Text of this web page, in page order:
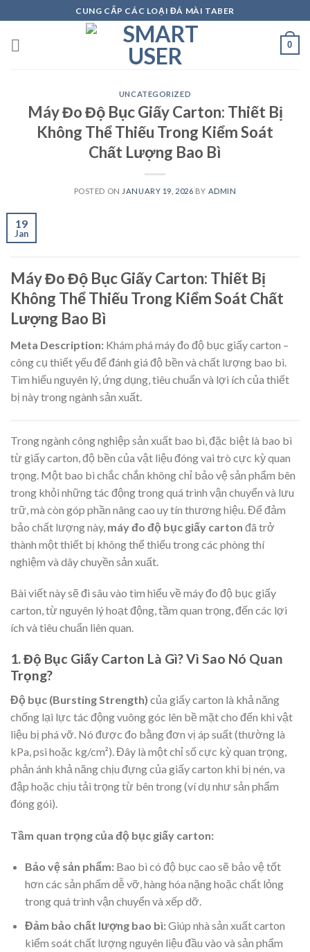
to
content
CUNG CẤP CÁC LOẠI ĐÁ MÀI TABER
0
UNCATEGORIZED
Máy Đo Độ Bục Giấy Carton: Thiết Bị
Không Thể Thiếu Trong Kiểm Soát
Chất Lượng Bao Bì
POSTED ON JANUARY 19, 2026 BY ADMIN
19
Jan
Máy Đo Độ Bục Giấy Carton: Thiết Bị
Không Thể Thiếu Trong Kiểm Soát Chất
Lượng Bao Bì
Meta Description: Khám phá máy đo độ bục giấy carton –
công cụ thiết yếu để đánh giá độ bền và chất lượng bao bì.
Tìm hiểu nguyên lý, ứng dụng, tiêu chuẩn và lợi ích của thiết
bị này trong ngành sản xuất.
Trong ngành công nghiệp sản xuất bao bì, đặc biệt là bao bì
từ giấy carton, độ bền của vật liệu đóng vai trò cực kỳ quan
trọng. Một bao bì chắc chắn không chỉ bảo vệ sản phẩm bên
trong khỏi những tác động trong quá trình vận chuyển và lưu
trữ, mà còn góp phần nâng cao uy tín thương hiệu. Để đảm
bảo chất lượng này, máy đo độ bục giấy carton đã trở
thành một thiết bị không thể thiếu trong các phòng thí
nghiệm và dây chuyền sản xuất.
Bài viết này sẽ đi sâu vào tìm hiểu về máy đo độ bục giấy
carton, từ nguyên lý hoạt động, tầm quan trọng, đến các lợi
ích và tiêu chuẩn liên quan.
1. Độ Bục Giấy Carton Là Gì? Vì Sao Nó Quan
Trọng?
Độ bục (Bursting Strength) của giấy carton là khả năng
chống lại lực tác động vuông góc lên bề mặt cho đến khi vật
liệu bị phá vỡ. Nó được đo bằng đơn vị áp suất (thường là
kPa, psi hoặc kg/cm²). Đây là một chỉ số cực kỳ quan trọng,
phản ánh khả năng chịu đựng của giấy carton khi bị nén, va
đập hoặc chịu tải trọng từ bên trong (ví dụ như sản phẩm
đóng gói).
Tầm quan trọng của độ bục giấy carton:
Bảo vệ sản phẩm:Bao bì có độ bục cao sẽ bảo vệ tốt
hơn các sản phẩm dễ vỡ, hàng hóa nặng hoặc chất lỏng
trong quá trình vận chuyển và xếp dỡ.
Đảm bảo chất lượng bao bì:Giúp nhà sản xuất carton
kiểm soát chất lượng nguyên liệu đầu vào và sản phẩm